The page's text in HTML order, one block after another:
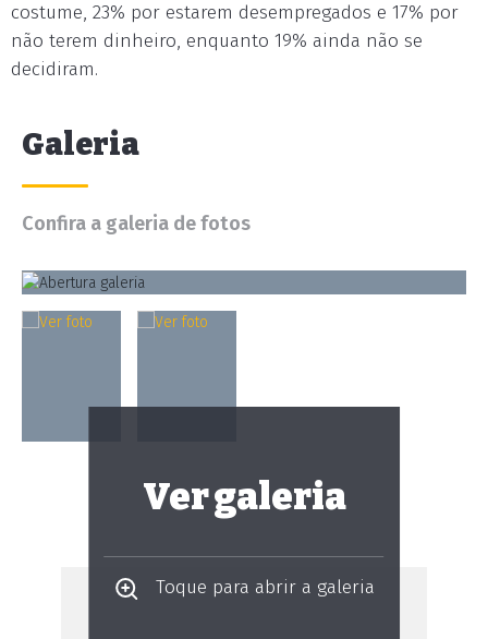
costume, 23% por estarem desempregados e 17% por
não terem dinheiro, enquanto 19% ainda não se
decidiram.
Galeria
Confira a galeria de fotos
Ver galeria
Toque para abrir a galeria